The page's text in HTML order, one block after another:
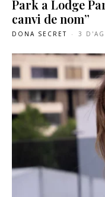
Park a Lodge
canvi de nom”
DONA SECRET - 3